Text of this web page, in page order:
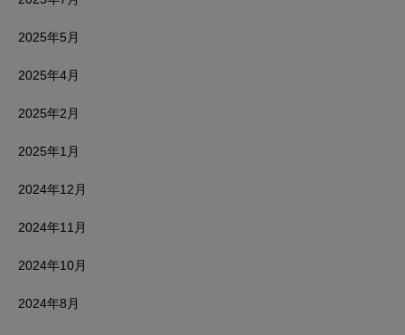
2025年5月
2025年4月
2025年2月
2025年1月
2024年12月
2024年11月
2024年10月
2024年8月